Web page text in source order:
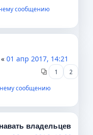
сообщению
« 01 апр 2017, 14:21
1 2
сообщению
владельцев